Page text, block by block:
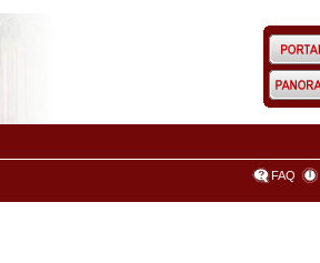
FAQ